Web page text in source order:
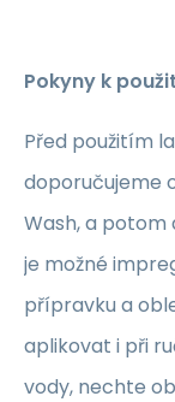
Pokyny k
Před použitím
doporučujeme
Wash, a potom
je možné
přípravku a
aplikovat i při
vody, nechte